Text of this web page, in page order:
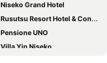
Niseko Grand Hotel
Rusutsu Resort Hotel & Convention
Pensione UNO
Villa Yin Niseko